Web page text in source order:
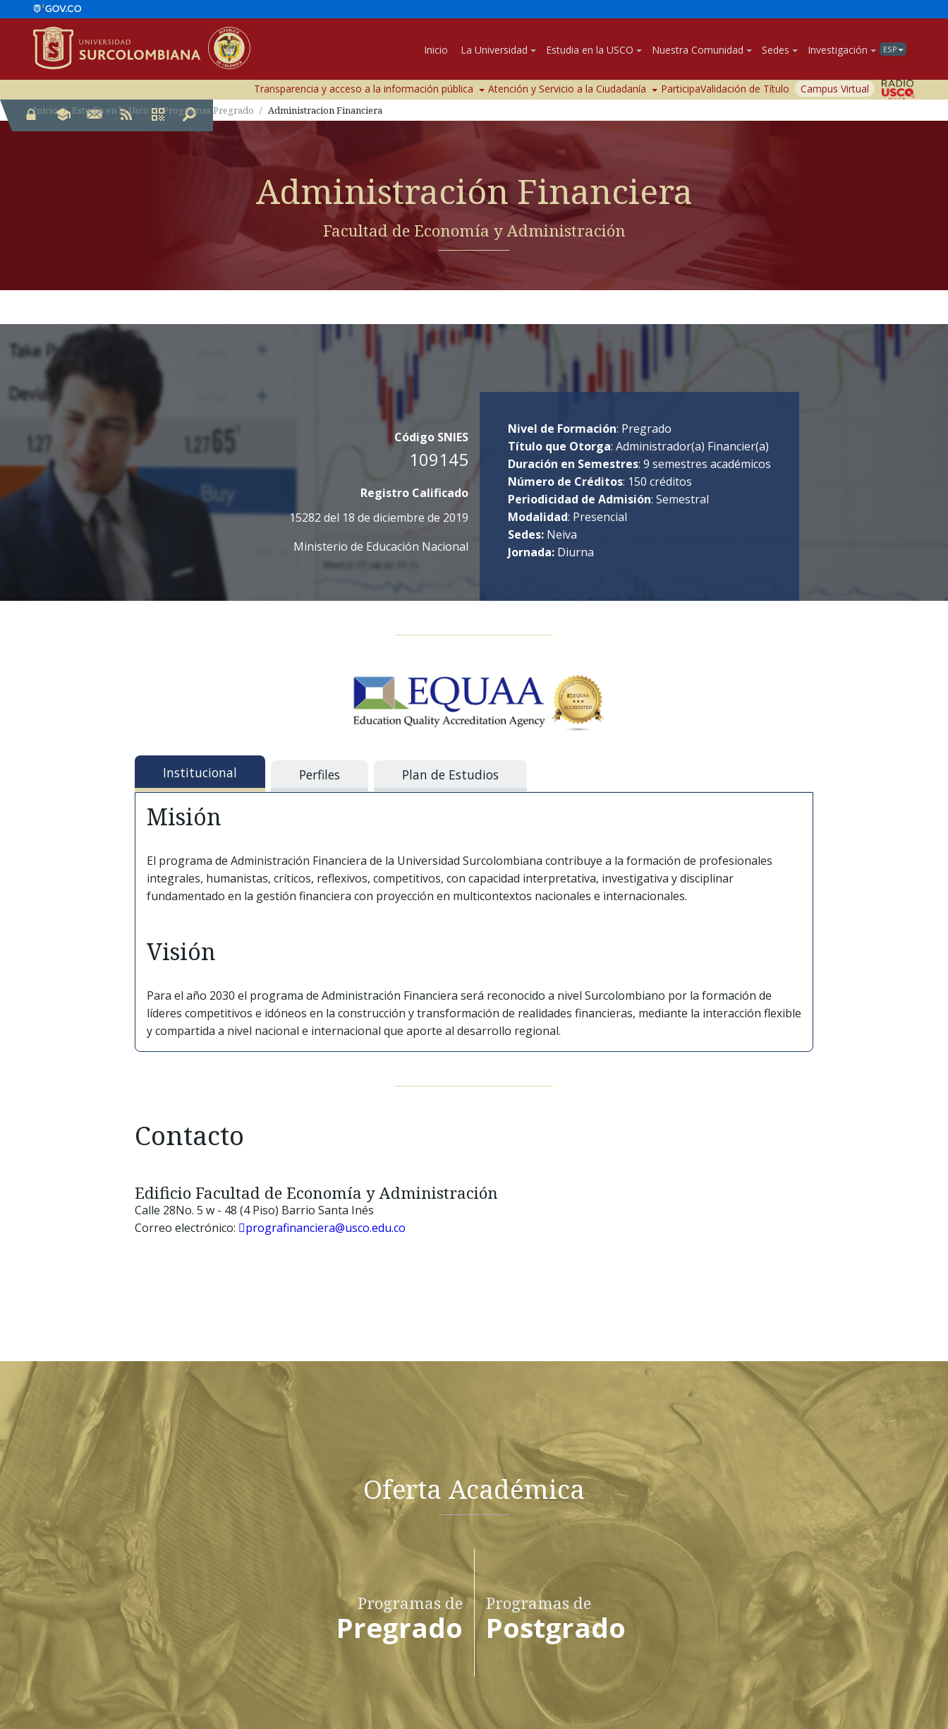
Inicio La Universidad Estudia en la USCO Nuestra Comunidad Sedes Investigación ESP
Transparencia y acceso a la información pública Atención y Servicio a la Ciudadanía ParticipaValidación de Título Campus Virtual
Inicio Estudia en la Usco Programas Pregrado Administracion Financiera
Administración Financiera
Facultad de Economía y Administración
Código SNIES
109145
Registro Calificado
15282 del 18 de diciembre de 2019
Ministerio de Educación Nacional
Nivel de Formación: Pregrado
Título que Otorga: Administrador(a) Financier(a)
Duración en Semestres: 9 semestres académicos
Número de Créditos: 150 créditos
Periodicidad de Admisión: Semestral
Modalidad: Presencial
Sedes: Neiva
Jornada: Diurna
Institucional Perfiles Plan de Estudios
Misión
El programa de Administración Financiera de la Universidad Surcolombiana contribuye a la formación de profesionales
integrales, humanistas, críticos, reflexivos, competitivos, con capacidad interpretativa, investigativa y disciplinar
fundamentado en la gestión financiera con proyección en multicontextos nacionales e internacionales.
Visión
Para el año 2030 el programa de Administración Financiera será reconocido a nivel Surcolombiano por la formación de
líderes competitivos e idóneos en la construcción y transformación de realidades financieras, mediante la interacción flexible
y compartida a nivel nacional e internacional que aporte al desarrollo regional.
Contacto
Edificio Facultad de Economía y Administración
Calle 28No. 5 w - 48 (4 Piso) Barrio Santa Inés
Correo electrónico:
prografinanciera@usco.edu.co
Oferta Académica
Programas de
Pregrado
Programas de
Postgrado